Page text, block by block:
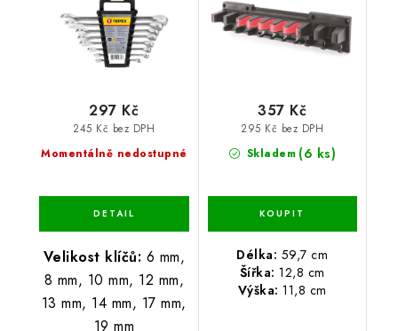
Momentálně nedostupné
245 Kč bez DPH
297 Kč
Velikost klíčů: 6 mm,
8 mm, 10 mm, 12 mm,
13 mm, 14 mm, 17 mm,
19 mm
Skladem (6 ks)
295 Kč bez DPH
357 Kč
Délka: 59,7 cm
Šířka: 12,8 cm
Výška: 11,8 cm